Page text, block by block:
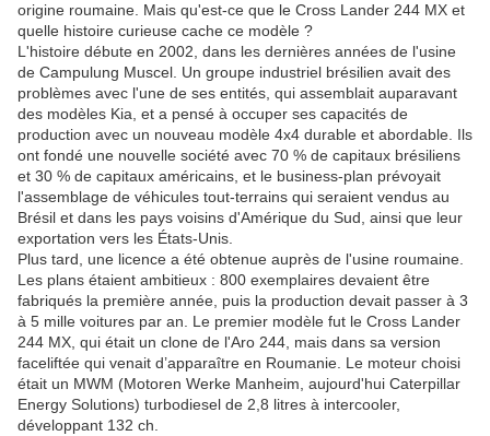
origine roumaine. Mais qu'est-ce que le Cross Lander 244 MX et
quelle histoire curieuse cache ce modèle ?
L'histoire débute en 2002, dans les dernières années de l'usine
de Campulung Muscel. Un groupe industriel brésilien avait des
problèmes avec l'une de ses entités, qui assemblait auparavant
des modèles Kia, et a pensé à occuper ses capacités de
production avec un nouveau modèle 4x4 durable et abordable. Ils
ont fondé une nouvelle société avec 70 % de capitaux brésiliens
et 30 % de capitaux américains, et le business-plan prévoyait
l'assemblage de véhicules tout-terrains qui seraient vendus au
Brésil et dans les pays voisins d'Amérique du Sud, ainsi que leur
exportation vers les États-Unis.
Plus tard, une licence a été obtenue auprès de l'usine roumaine.
Les plans étaient ambitieux : 800 exemplaires devaient être
fabriqués la première année, puis la production devait passer à 3
à 5 mille voitures par an. Le premier modèle fut le Cross Lander
244 MX, qui était un clone de l'Aro 244, mais dans sa version
faceliftée qui venait d’apparaître en Roumanie. Le moteur choisi
était un MWM (Motoren Werke Manheim, aujourd'hui Caterpillar
Energy Solutions) turbodiesel de 2,8 litres à intercooler,
développant 132 ch.